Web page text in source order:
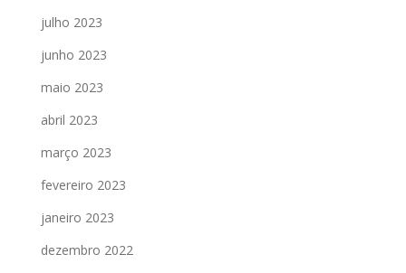
julho 2023
junho 2023
maio 2023
abril 2023
março 2023
fevereiro 2023
janeiro 2023
dezembro 2022